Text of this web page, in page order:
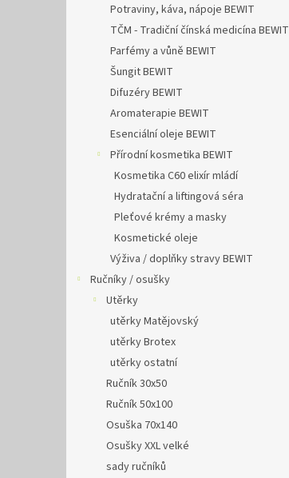
Potraviny, káva, nápoje BEWIT
TČM - Tradiční čínská medicína BEWIT
Parfémy a vůně BEWIT
Šungit BEWIT
Difuzéry BEWIT
Aromaterapie BEWIT
Esenciální oleje BEWIT
Přírodní kosmetika BEWIT
Kosmetika C60 elixír mládí
Hydratační a liftingová séra
Pleťové krémy a masky
Kosmetické oleje
Výživa / doplňky stravy BEWIT
Ručníky / osušky
Utěrky
utěrky Matějovský
utěrky Brotex
utěrky ostatní
Ručník 30x50
Ručník 50x100
Osuška 70x140
Osušky XXL velké
sady ručníků